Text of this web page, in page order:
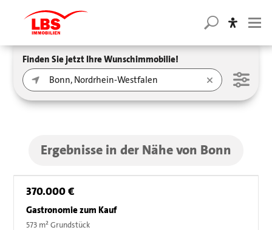
Finden Sie jetzt Ihre Wunschimmobilie!
Ergebnisse in der Nähe von Bonn
370.000 €
Gastronomie zum Kauf
573 m² Grundstück